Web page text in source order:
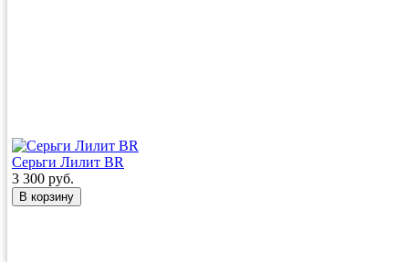
Серьги Лилит BR
3 300 руб.